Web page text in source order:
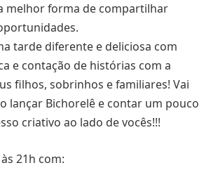
melhor forma de compartilhar
tarde diferente e deliciosa com
e contação de histórias com a
filhos, sobrinhos e familiares! Vai
lançar Bichorelê e contar um pouco
criativo ao lado de vocês!!!
21h com: